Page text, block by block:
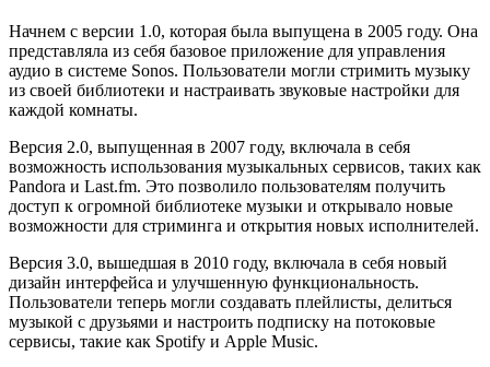
Начнем с версии 1.0, которая была выпущена в 2005 году. Она
представляла из себя базовое приложение для управления
аудио в системе Sonos. Пользователи могли стримить музыку
из своей библиотеки и настраивать звуковые настройки для
каждой комнаты.
Версия 2.0, выпущенная в 2007 году, включала в себя
возможность использования музыкальных сервисов, таких как
Pandora и Last.fm. Это позволило пользователям получить
доступ к огромной библиотеке музыки и открывало новые
возможности для стриминга и открытия новых исполнителей.
Версия 3.0, вышедшая в 2010 году, включала в себя новый
дизайн интерфейса и улучшенную функциональность.
Пользователи теперь могли создавать плейлисты, делиться
музыкой с друзьями и настроить подписку на потоковые
сервисы, такие как Spotify и Apple Music.